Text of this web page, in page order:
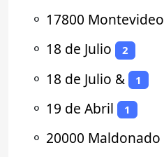
⚬ 17800 Montevideo
⚬ 18 de Julio 2
⚬ 18 de Julio & 1
⚬ 19 de Abril 1
⚬ 20000 Maldonado